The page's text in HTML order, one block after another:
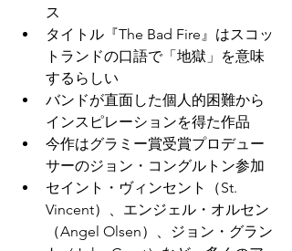
ス
タイトル『The Bad Fire』はスコッ
トランドの口語で「地獄」を意味
するらしい
バンドが直面した個人的困難から
インスピレーションを得た作品
今作はグラミー賞受賞プロデュー
サーのジョン・コングルトン参加
セイント・ヴィンセント（St.
Vincent）、エンジェル・オルセン
（Angel Olsen）、ジョン・グラン